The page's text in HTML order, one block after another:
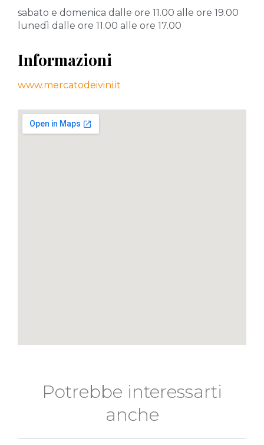
sabato e domenica dalle ore 11.00 alle ore 19.00
lunedì dalle ore 11.00 alle ore 17.00
Informazioni
www.mercatodeivini.it
Potrebbe interessarti
anche